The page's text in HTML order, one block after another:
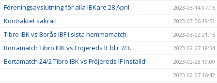
Föreningsavslutning för alla IBKare 28 April. 2023-03-14 07:16
Kontraktet säkrat! 2023-03-06 19:51
Tibro IBK vs Borås IBF i sista hemmamatch. 2023-03-02 21:15
Bortamatch Tibro IBK vs Fröjereds IF blir 7/3. 2023-02-27 18:34
Bortamatch 24/2 Tibro IBK vs Fröjereds IF Inställd!
2023-02-23 19:09
2023-02-07 16:42